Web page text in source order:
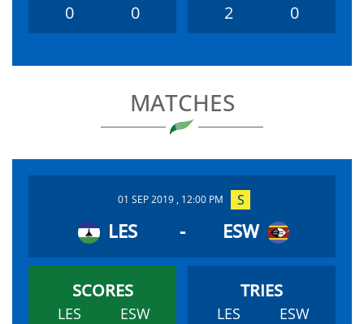
0
0
2
0
MATCHES
01 SEP 2019 , 12:00 PM
LES - ESW
LES ESW LES ESW